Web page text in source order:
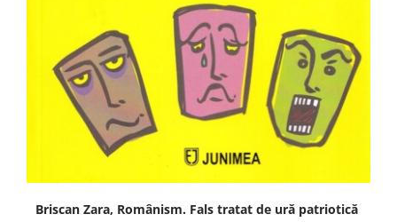
Briscan Zara, Românism. Fals tratat de ură patriotică